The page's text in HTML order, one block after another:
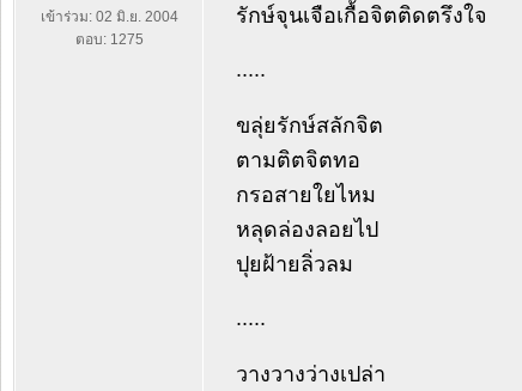
เข้าร่วม: 02 มิ.ย. 2004
ตอบ: 1275
รักษ์จุนเจือเกื้อจิตติดตรึงใจ
.....
ขลุ่ยรักษ์สลักจิต
ตามติตจิตทอ
กรอสายใยไหม
หลุดล่องลอยไป
ปุยฝ้ายลิ่วลม
.....
วางวางว่างเปล่า